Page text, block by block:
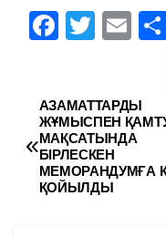
F
a
e
b
o
o
T
w
er
E
m
l
Н
а
в
АЗАМАТТАРДЫ
ЖҰМЫСПЕН
МАҚСАТЫНДА
БІРЛЕСКЕН
МЕМОРАНДУМҒА
ҚОЙЫЛДЫ